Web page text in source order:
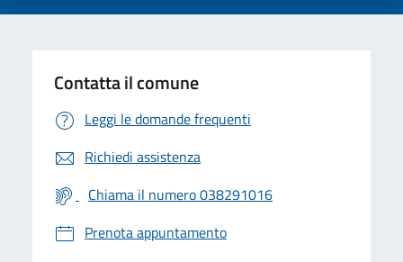
Contatta il comune
Leggi le domande frequenti
Richiedi assistenza
Chiama il numero 038291016
Prenota appuntamento